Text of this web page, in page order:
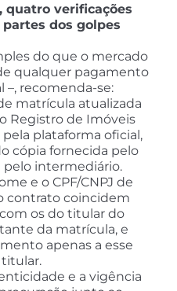
quatro verificações
dos golpes
do que o mercado
qualquer pagamento
–, recomenda-se:
matrícula atualizada
Registro de Imóveis
plataforma oficial,
cópia fornecida pelo
intermediário.
e o CPF/CNPJ de
contrato coincidem
os do titular do
da matrícula, e
apenas a esse
titular.
e a vigência